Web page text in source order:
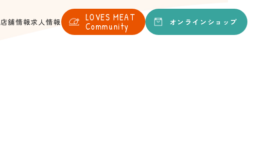
店舗情報求人情報 LOVESMEAT
Community オンライン ショップ